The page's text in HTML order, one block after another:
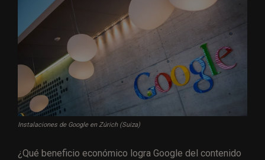
Instalaciones de Google en Zúrich (Suiza)
¿Qué beneficio económico logra Google del contenido